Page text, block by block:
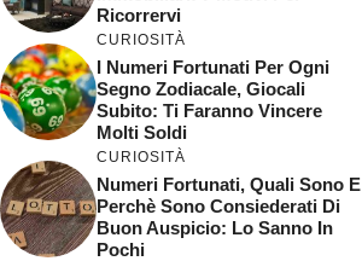
Ricorrervi
CURIOSITÀ
I Numeri Fortunati Per Ogni
Segno Zodiacale, Giocali
Subito: Ti Faranno Vincere
Molti Soldi
CURIOSITÀ
Numeri Fortunati, Quali Sono E
Perchè Sono Consiederati Di
Buon Auspicio: Lo Sanno In
Pochi